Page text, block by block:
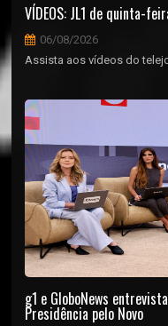
VÍDEOS: JL1 de quinta-
06/08/2026
Assista aos vídeos do
g1 e GloboNews
Presidência pelo Novo